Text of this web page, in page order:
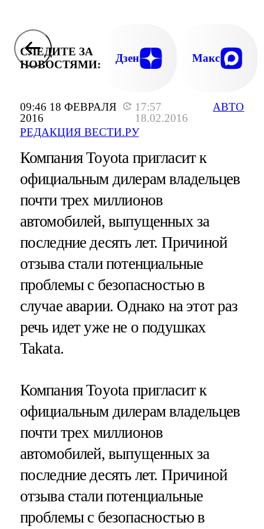
09:46 18 ФЕВРАЛЯ
2016
17:57
18.02.2016
РЕДАКЦИЯ ВЕСТИ.РУ
АВТО
СЛЕДИТЕ ЗА
НОВОСТЯМИ:
Дзен Макс
Компания Toyota пригласит к
официальным дилерам владельцев
почти трех миллионов
автомобилей, выпущенных за
последние десять лет. Причиной
отзыва стали потенциальные
проблемы с безопасностью в
случае аварии. Однако на этот раз
речь идет уже не о подушках
Takata.
Компания Toyota пригласит к
официальным дилерам владельцев
почти трех миллионов
автомобилей, выпущенных за
последние десять лет. Причиной
отзыва стали потенциальные
проблемы с безопасностью в